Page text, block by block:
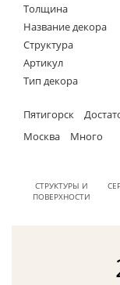
Толщина
Название декора
Структура
Артикул
Тип декора
Пятигорск
Москва
Много
СТРУКТУРЫ И
ПОВЕРХНОСТИ